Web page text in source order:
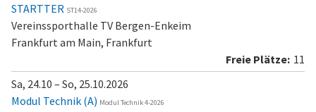
STARTTER ST14-2026
Vereinssporthalle TV Bergen-Enkeim
Frankfurt am Main, Frankfurt
11
Sa, 24.10 – So, 25.10.2026
Modul Technik (A) Modul Technik 4-2026